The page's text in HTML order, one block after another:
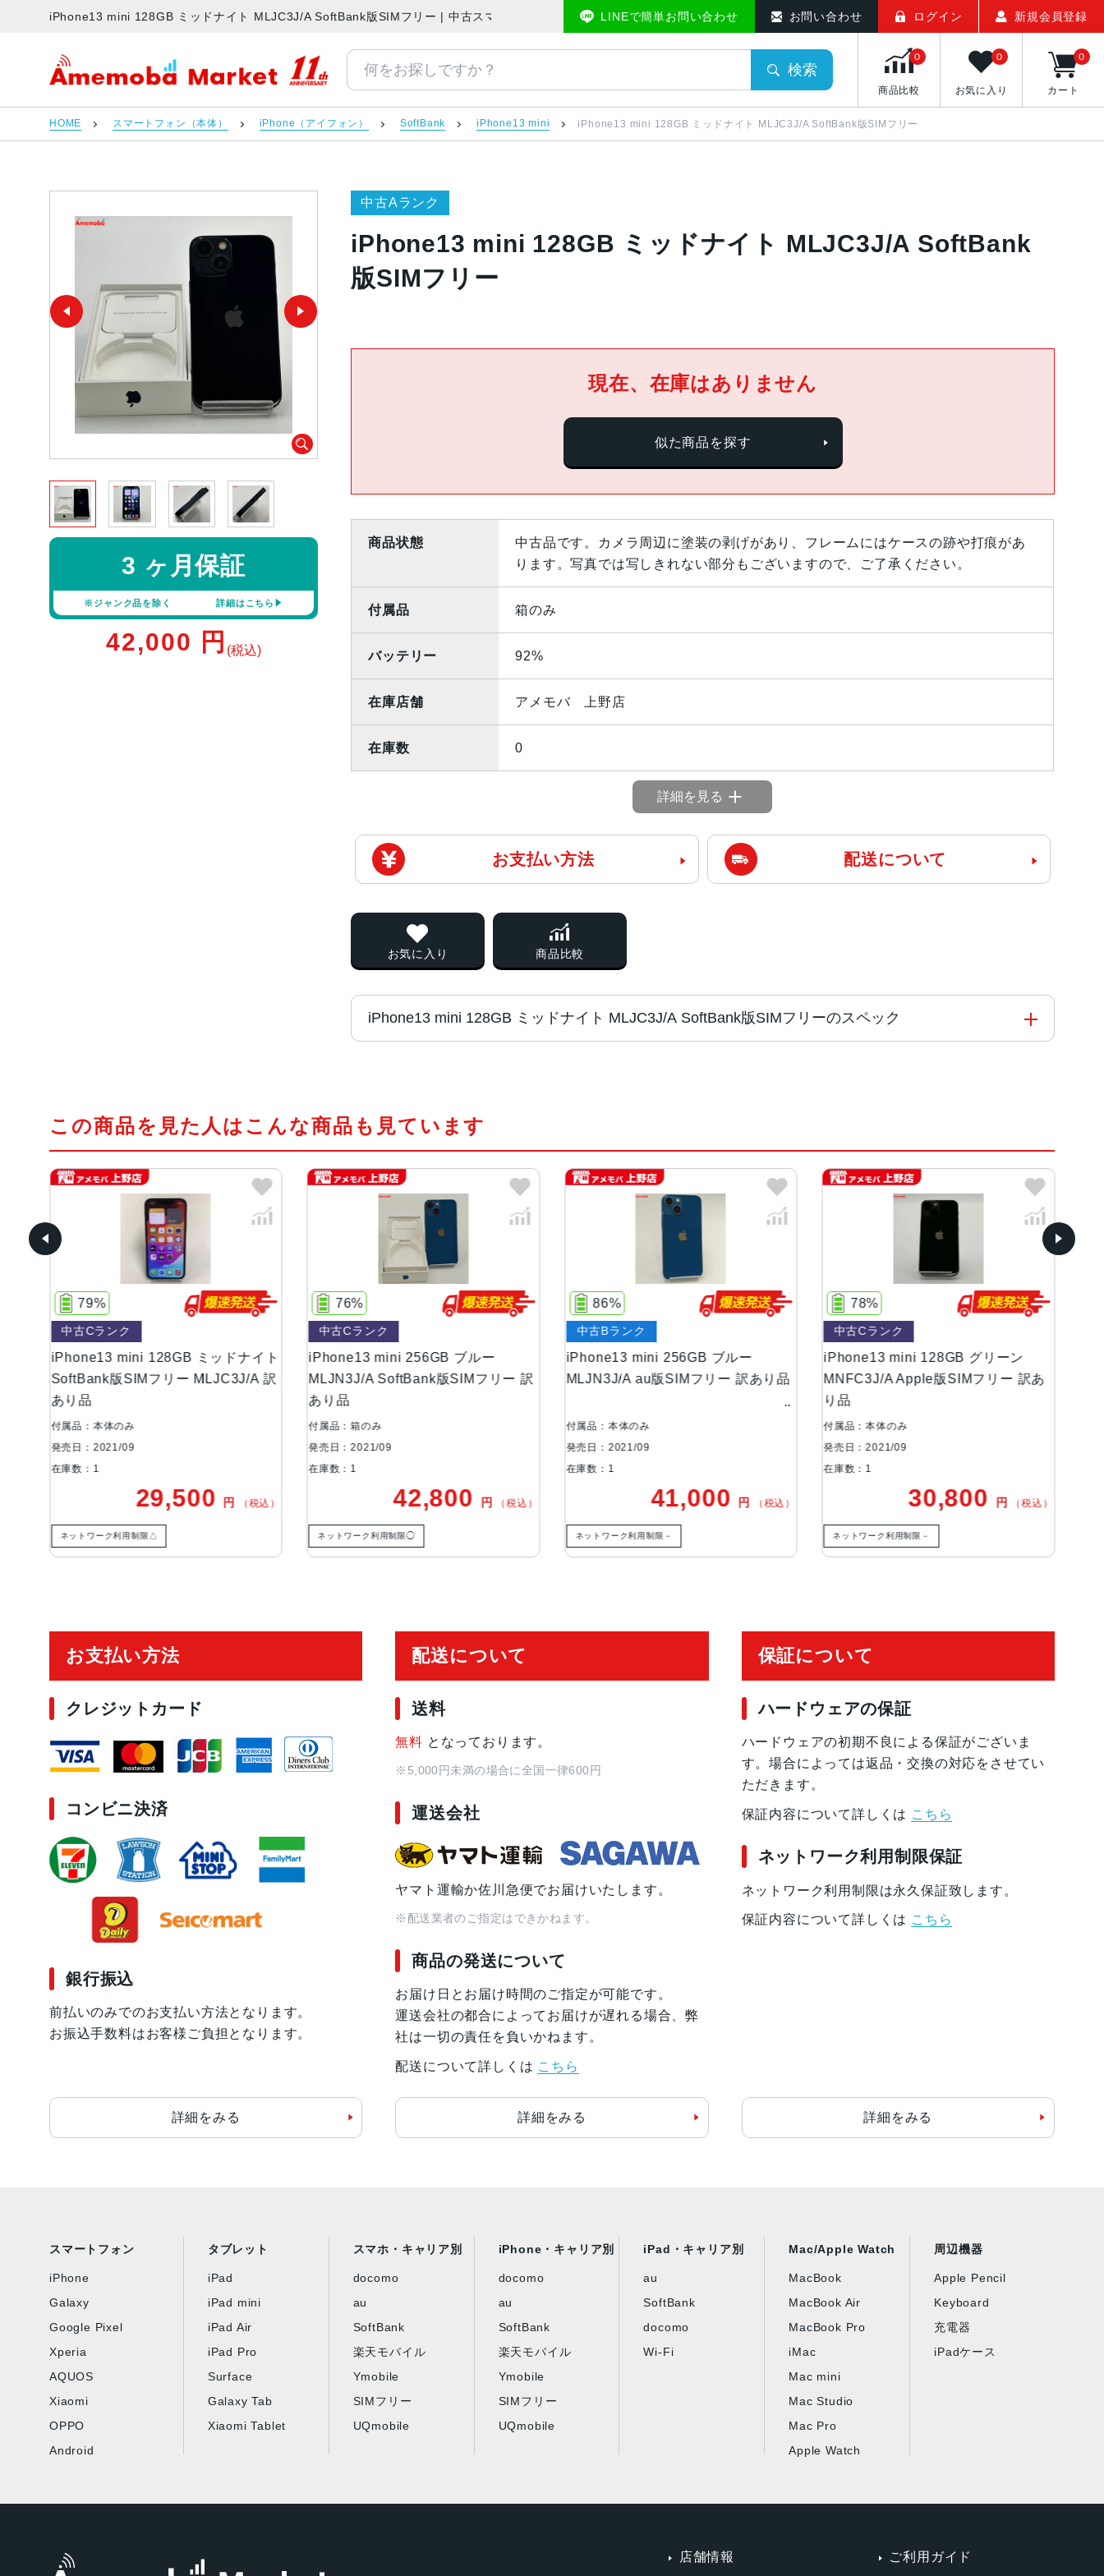
iPhone13 mini 128GB ミッドナイト MLJC3J/A SoftBank版SIMフリー | 中古スマホ販売のアメモバマーケットLINEで簡単お問い合わせ お問い合わせ ログイン 新規会員登録
アメモバマーケット
検索
商品比較
0
お気に入り
0
カート
0
HOME スマートフォン（本体） iPhone（アイフォン） SoftBank iPhone13 mini iPhone13 mini 128GB ミッドナイト MLJC3J/A SoftBank版SIMフリー
中古Aランク
iPhone13 mini 128GB ミッドナイト MLJC3J/A SoftBank
版SIMフリー
3 ヶ月保証
※ジャンク品を除く 詳細はこちら
42,000 円 (税込)
現在、在庫はありません
似た商品を探す
商品状態
中古品です。カメラ周辺に塗装の剥げがあり、フレームにはケースの跡や打痕があ
ります。写真では写しきれない部分もございますので、ご了承ください。
付属品 箱のみ
バッテリー 92%
在庫店舗 アメモバ 上野店
在庫数 0
詳細を見る
お支払い方法 配送について
お気に入り 商品比較
iPhone13 mini 128GB ミッドナイト MLJC3J/A SoftBank版SIMフリーのスペック
カラー (PRODUCT)RED 、スターライト、ミッドナイト、ブルー、ピンク、グリーン
容量 128GB、256GB、512GB
サイズ・重さ 131.5×64.2×7.65mm ・140g
液晶 5.4インチ（対角）オールスクリーンOLEDディスプレイ
防沫性能、耐水性
能、防塵性能
IEC規格60529にもとづくIP68等級（最大水深6メートルで最大30分間）
デュアル12MPカメラシステム：広角、超広角カメラ広角：ƒ/1.6絞り値超広角：ƒ/2.
4絞り値と120°視野角2倍の光学ズームアウト最大5倍のデジタルズーム
12MPカメラƒ/2.2絞り値
TrueDepthカメラによる顔認識の有効化
発売日 2021年9月24日
この商品を見た人はこんな商品も見ています
128GB ミッドナイト
フリー MLJC3J/A 訳
（税込）
iPhone13 mini 256GB ブルー
MLJN3J/A SoftBank版SIMフリー 訳
76%
42,800 （税込）
iPhone13 mini 256GB ブルー
MLJN3J/A au版SIMフリー 訳あり品
86%
41,000 （税込）
iPhone13 mini 128GB グリーン
MNFC3J/A Apple版SIMフリー 訳あ
78%
30,800 （税込）
iPhone13 mini 128GB
MLJC3J/A docomo版
77%
お支払い方法
クレジットカード
コンビニ決済
銀行振込
前払いのみでのお支払い方法となります。
お振込手数料はお客様ご負担となります。
詳細をみる
配送について
送料
無料 となっております。
※5,000円未満の場合に全国一律600円
運送会社
ヤマト運輸か佐川急便でお届けいたします。
※配送業者のご指定はできかねます。
商品の発送について
お届け日とお届け時間のご指定が可能です。
運送会社の都合によってお届けが遅れる場合、弊
社は一切の責任を負いかねます。
配送について詳しくは こちら
詳細をみる
保証について
ハードウェアの保証
ハードウェアの初期不良による保証がございま
す。場合によっては返品・交換の対応をさせてい
ただきます。
保証内容について詳しくは こちら
ネットワーク利用制限保証
ネットワーク利用制限は永久保証致します。
保証内容について詳しくは こちら
詳細をみる
スマートフォン
iPhone
Galaxy
Google Pixel
Xperia
AQUOS
Xiaomi
OPPO
Android
タブレット
iPad
iPad mini
iPad Air
iPad Pro
Surface
Galaxy Tab
Xiaomi Tablet
スマホ・キャリア別
docomo
au
SoftBank
楽天モバイル
Ymobile
SIMフリー
UQmobile
iPhone・キャリア別
docomo
au
SoftBank
楽天モバイル
Ymobile
SIMフリー
UQmobile
iPad・キャリア別
au
SoftBank
docomo
Wi-Fi
Mac/Apple Watch
MacBook
MacBook Air
MacBook Pro
iMac
Mac mini
Mac Studio
Mac Pro
Apple Watch
周辺機器
Apple Pencil
Keyboard
充電器
iPadケース
店舗情報 ご利用ガイド